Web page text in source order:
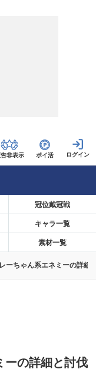
告非表示 ポイ活
冠位戴冠戦
キャラ一覧
素材一覧
レーちゃん系エネミーの詳細
ーの詳細と討伐